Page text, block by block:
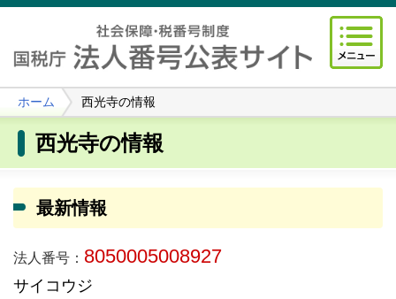
ホーム 西光寺の情報
西光寺の情報
最新情報
法人番号： 8050005008927
サイコウジ